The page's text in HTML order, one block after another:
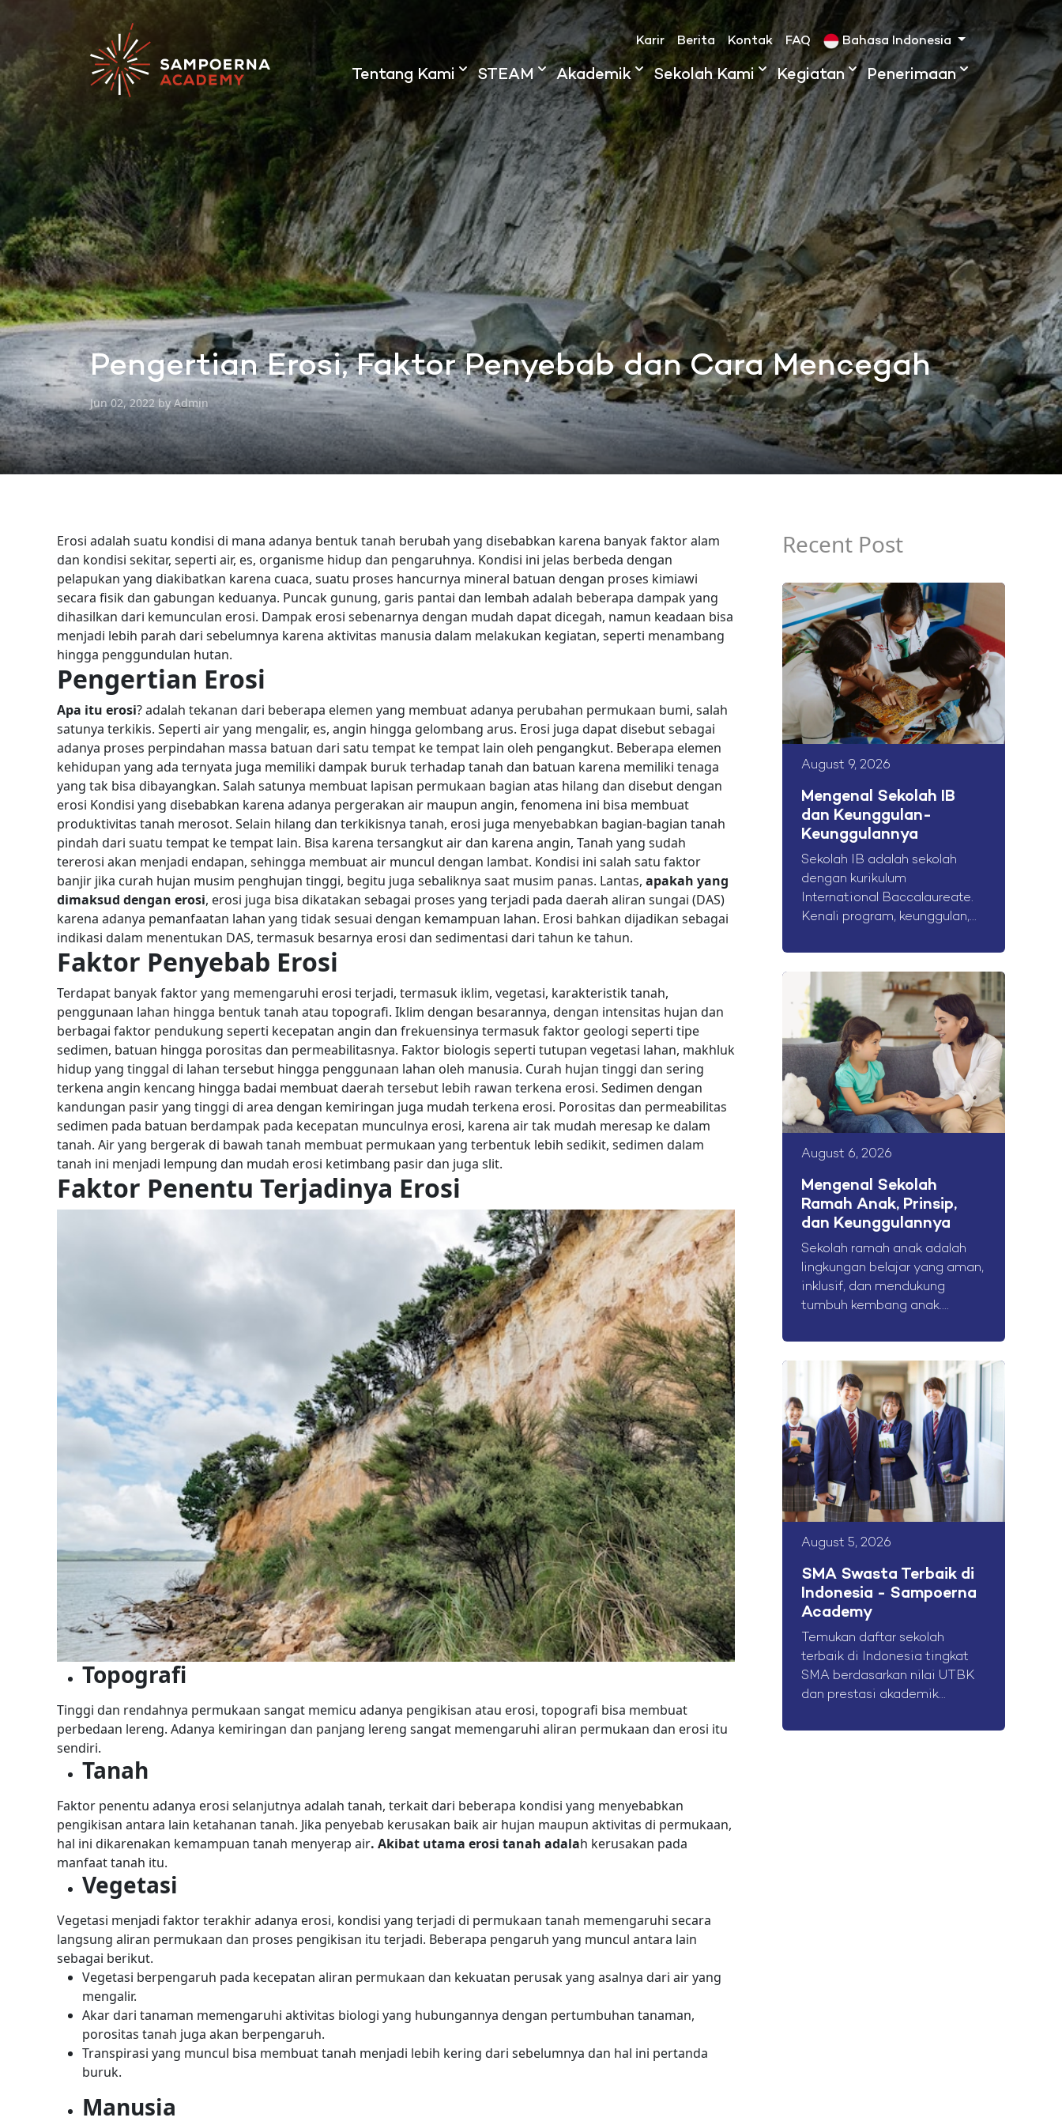
Karir Berita Kontak FAQ Bahasa Indonesia
Tentang Kami STEAM Akademik Sekolah Kami Kegiatan Penerimaan
Pengertian Erosi, Faktor Penyebab dan Cara Mencegah
Jun 02, 2022 by Admin
Erosi adalah suatu kondisi di mana adanya bentuk tanah berubah yang disebabkan karena banyak faktor alam
dan kondisi sekitar, seperti air, es, organisme hidup dan pengaruhnya. Kondisi ini jelas berbeda dengan
pelapukan yang diakibatkan karena cuaca, suatu proses hancurnya mineral batuan dengan proses kimiawi
secara fisik dan gabungan keduanya. Puncak gunung, garis pantai dan lembah adalah beberapa dampak yang
dihasilkan dari kemunculan erosi. Dampak erosi sebenarnya dengan mudah dapat dicegah, namun keadaan bisa
menjadi lebih parah dari sebelumnya karena aktivitas manusia dalam melakukan kegiatan, seperti menambang
hingga penggundulan hutan.
Pengertian Erosi
Apa itu erosi? adalah tekanan dari beberapa elemen yang membuat adanya perubahan permukaan bumi, salah
satunya terkikis. Seperti air yang mengalir, es, angin hingga gelombang arus. Erosi juga dapat disebut sebagai
adanya proses perpindahan massa batuan dari satu tempat ke tempat lain oleh pengangkut. Beberapa elemen
kehidupan yang ada ternyata juga memiliki dampak buruk terhadap tanah dan batuan karena memiliki tenaga
yang tak bisa dibayangkan. Salah satunya membuat lapisan permukaan bagian atas hilang dan disebut dengan
erosi Kondisi yang disebabkan karena adanya pergerakan air maupun angin, fenomena ini bisa membuat
produktivitas tanah merosot. Selain hilang dan terkikisnya tanah, erosi juga menyebabkan bagian-bagian tanah
pindah dari suatu tempat ke tempat lain. Bisa karena tersangkut air dan karena angin, Tanah yang sudah
tererosi akan menjadi endapan, sehingga membuat air muncul dengan lambat. Kondisi ini salah satu faktor
banjir jika curah hujan musim penghujan tinggi, begitu juga sebaliknya saat musim panas. Lantas, apakah yang
dimaksud dengan erosi, erosi juga bisa dikatakan sebagai proses yang terjadi pada daerah aliran sungai (DAS)
karena adanya pemanfaatan lahan yang tidak sesuai dengan kemampuan lahan. Erosi bahkan dijadikan sebagai
indikasi dalam menentukan DAS, termasuk besarnya erosi dan sedimentasi dari tahun ke tahun.
Faktor Penyebab Erosi
Terdapat banyak faktor yang memengaruhi erosi terjadi, termasuk iklim, vegetasi, karakteristik tanah,
penggunaan lahan hingga bentuk tanah atau topografi. Iklim dengan besarannya, dengan intensitas hujan dan
berbagai faktor pendukung seperti kecepatan angin dan frekuensinya termasuk faktor geologi seperti tipe
sedimen, batuan hingga porositas dan permeabilitasnya. Faktor biologis seperti tutupan vegetasi lahan, makhluk
hidup yang tinggal di lahan tersebut hingga penggunaan lahan oleh manusia. Curah hujan tinggi dan sering
terkena angin kencang hingga badai membuat daerah tersebut lebih rawan terkena erosi. Sedimen dengan
kandungan pasir yang tinggi di area dengan kemiringan juga mudah terkena erosi. Porositas dan permeabilitas
sedimen pada batuan berdampak pada kecepatan munculnya erosi, karena air tak mudah meresap ke dalam
tanah. Air yang bergerak di bawah tanah membuat permukaan yang terbentuk lebih sedikit, sedimen dalam
tanah ini menjadi lempung dan mudah erosi ketimbang pasir dan juga slit.
Faktor Penentu Terjadinya Erosi
Topografi
Tinggi dan rendahnya permukaan sangat memicu adanya pengikisan atau erosi, topografi bisa membuat
perbedaan lereng. Adanya kemiringan dan panjang lereng sangat memengaruhi aliran permukaan dan erosi itu
sendiri.
Tanah
Faktor penentu adanya erosi selanjutnya adalah tanah, terkait dari beberapa kondisi yang menyebabkan
pengikisan antara lain ketahanan tanah. Jika penyebab kerusakan baik air hujan maupun aktivitas di permukaan,
hal ini dikarenakan kemampuan tanah menyerap air. Akibat utama erosi tanah adalah kerusakan pada
manfaat tanah itu.
Vegetasi
Vegetasi menjadi faktor terakhir adanya erosi, kondisi yang terjadi di permukaan tanah memengaruhi secara
langsung aliran permukaan dan proses pengikisan itu terjadi. Beberapa pengaruh yang muncul antara lain
sebagai berikut.
Vegetasi berpengaruh pada kecepatan aliran permukaan dan kekuatan perusak yang asalnya dari air yang
mengalir.
Akar dari tanaman memengaruhi aktivitas biologi yang hubungannya dengan pertumbuhan tanaman,
porositas tanah juga akan berpengaruh.
Transpirasi yang muncul bisa membuat tanah menjadi lebih kering dari sebelumnya dan hal ini pertanda
buruk.
Manusia
Recent Post
August 9, 2026
Mengenal Sekolah IB
dan Keunggulan-
Keunggulannya
Sekolah IB adalah sekolah
dengan kurikulum
International Baccalaureate.
Kenali program, keunggulan,...
August 6, 2026
Mengenal Sekolah
Ramah Anak, Prinsip,
dan Keunggulannya
Sekolah ramah anak adalah
lingkungan belajar yang aman,
inklusif, dan mendukung
tumbuh kembang anak....
August 5, 2026
SMA Swasta Terbaik di
Indonesia - Sampoerna
Academy
Temukan daftar sekolah
terbaik di Indonesia tingkat
SMA berdasarkan nilai UTBK
dan prestasi akademik...